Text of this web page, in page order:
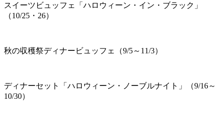
スイーツビュッフェ「ハロウィーン・イン・ブラック」
（10/25・26）
秋の収穫祭ディナービュッフェ（9/5～11/3）
ディナーセット「ハロウィーン・ノーブルナイト」（9/16～
10/30）